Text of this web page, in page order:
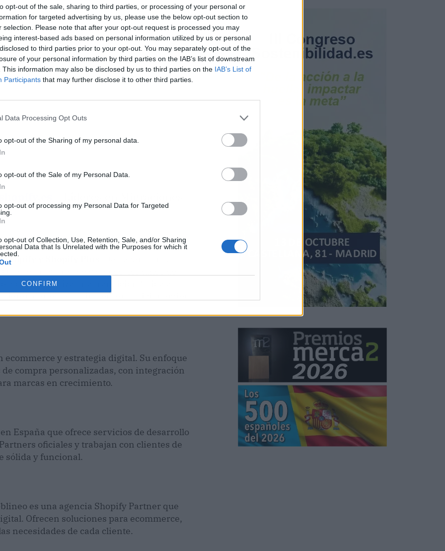
opt-out of the sale, sharing to third parties, or processing of your personal or
for targeted advertising by us, please use the below opt-out section to
selection. Please note that after your opt-out request is processed you may
interest-based ads based on personal information utilized by us or personal
to third parties prior to your opt-out. You may separately opt-out of the
of your personal information by third parties on the IAB’s list of downstream
This information may also be disclosed by us to third parties on the IAB’s List of
Participants that may further disclose it to other third parties.
Data Processing Opt Outs
opt-out of the Sharing of my personal data.
opt-out of the Sale of my Personal Data.
opt-out of processing my Personal Data for Targeted
opt-out of Collection, Use, Retention, Sale, and/or Sharing
Data that Is Unrelated with the Purposes for which it
CONFIRM
seguras desde WooCommerce,
y Shopify Plus
las estructuras de catálogo, los datos de
y garantiza una transición fluida al
dar el salto sin perder posicionamiento
y estrategia digital. Su enfoque
compra personalizadas, con integración
marcas en crecimiento.
España que ofrece servicios de desarrollo
oficiales y trabajan con clientes de
sólida y funcional.
es una agencia Shopify Partner que
Ofrecen soluciones para ecommerce,
necesidades de cada cliente.